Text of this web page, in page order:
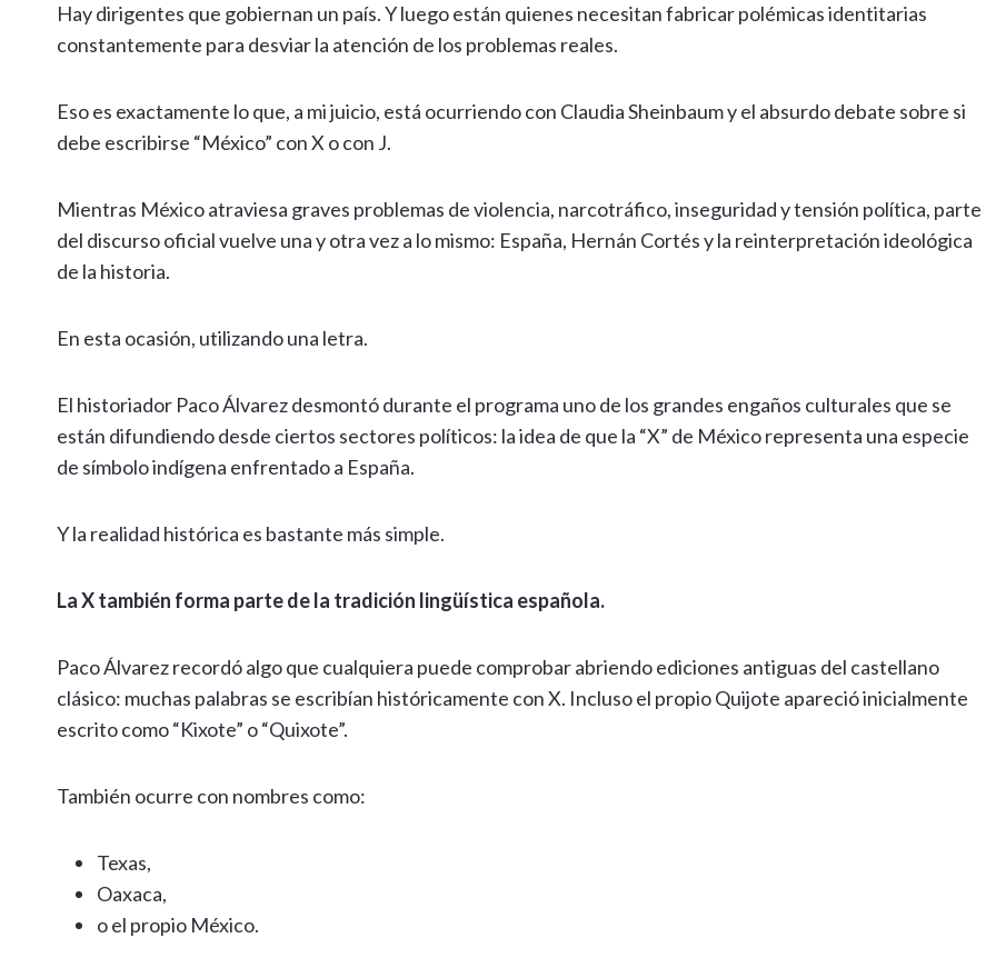
at
s
A
p
e
gr
a
m
e
b
o
o
ke
dI
n
se
n
g
er
ai
l
p
y
Li
m
p
ar
Hay dirigentes que gobiernan un país. Y luego están quienes necesitan fabricar polémicas identitarias
constantemente para desviar la atención de los problemas reales.
Eso es exactamente lo que, a mi juicio, está ocurriendo con Claudia Sheinbaum y el absurdo debate sobre si
debe escribirse “México” con X o con J.
Mientras México atraviesa graves problemas de violencia, narcotráfico, inseguridad y tensión política, parte
del discurso oficial vuelve una y otra vez a lo mismo: España, Hernán Cortés y la reinterpretación ideológica
de la historia.
En esta ocasión, utilizando una letra.
El historiador Paco Álvarez desmontó durante el programa uno de los grandes engaños culturales que se
están difundiendo desde ciertos sectores políticos: la idea de que la “X” de México representa una especie
de símbolo indígena enfrentado a España.
Y la realidad histórica es bastante más simple.
La X también forma parte de la tradición lingüística española.
Paco Álvarez recordó algo que cualquiera puede comprobar abriendo ediciones antiguas del castellano
clásico: muchas palabras se escribían históricamente con X. Incluso el propio Quijote apareció inicialmente
escrito como “Kixote” o “Quixote”.
También ocurre con nombres como:
Texas,
Oaxaca,
o el propio México.